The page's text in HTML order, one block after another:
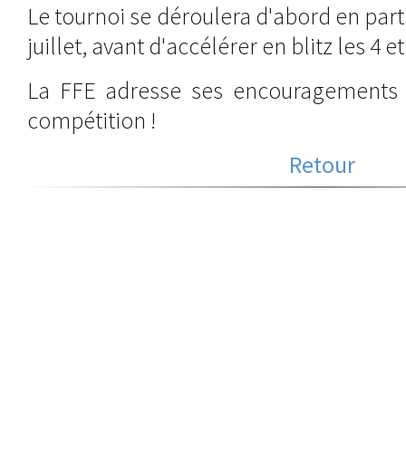
Le tournoi se déroulera d'abord en
juillet, avant d'accélérer en blitz les 4
La FFE adresse ses
compétition !
Retour